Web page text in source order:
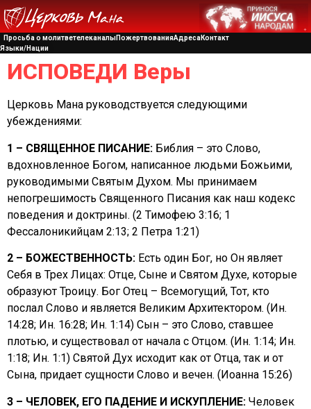
Просьба о молитветелеканалыПожертвованияАдресаКонтакт
Языки/Нации
ИСПОВЕДИ Веры
Церковь Мана руководствуется следующими
убеждениями:
1 – СВЯЩЕННОЕ ПИСАНИЕ: Библия – это Слово,
вдохновленное Богом, написанное людьми Божьими,
руководимыми Святым Духом. Мы принимаем
непогрешимость Священного Писания как наш кодекс
поведения и доктрины. (2 Тимофею 3:16; 1
Фессалоникийцам 2:13; 2 Петра 1:21)
2 – БОЖЕСТВЕННОСТЬ: Есть один Бог, но Он являет
Себя в Трех Лицах: Отце, Сыне и Святом Духе, которые
образуют Троицу. Бог Отец – Всемогущий, Тот, кто
послал Слово и является Великим Архитектором. (Ин.
14:28; Ин. 16:28; Ин. 1:14) Сын – это Слово, ставшее
плотью, и существовал от начала с Отцом. (Ин. 1:14; Ин.
1:18; Ин. 1:1) Святой Дух исходит как от Отца, так и от
Сына, придает сущности Слово и вечен. (Иоанна 15:26)
3 – ЧЕЛОВЕК, ЕГО ПАДЕНИЕ И ИСКУПЛЕНИЕ: Человек